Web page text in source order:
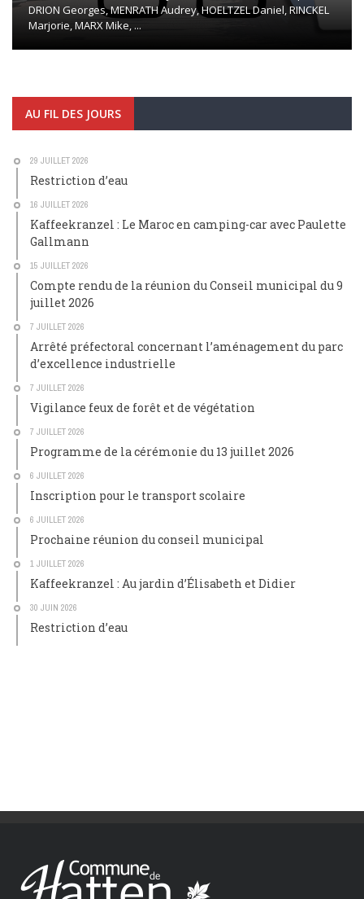
DRION Georges, MENRATH Audrey, HOELTZEL Daniel, RINCKEL
Marjorie, MARX Mike, ...
AU FIL DES JOURS
29 JUILLET 2026
Restriction d’eau
16 JUILLET 2026
Kaffeekranzel : Le Maroc en camping-car avec Paulette
Gallmann
15 JUILLET 2026
Compte rendu de la réunion du Conseil municipal du 9
juillet 2026
7 JUILLET 2026
Arrêté préfectoral concernant l’aménagement du parc
d’excellence industrielle
7 JUILLET 2026
Vigilance feux de forêt et de végétation
7 JUILLET 2026
Programme de la cérémonie du 13 juillet 2026
6 JUILLET 2026
Inscription pour le transport scolaire
6 JUILLET 2026
Prochaine réunion du conseil municipal
1 JUILLET 2026
Kaffeekranzel : Au jardin d’Élisabeth et Didier
30 JUIN 2026
Restriction d’eau